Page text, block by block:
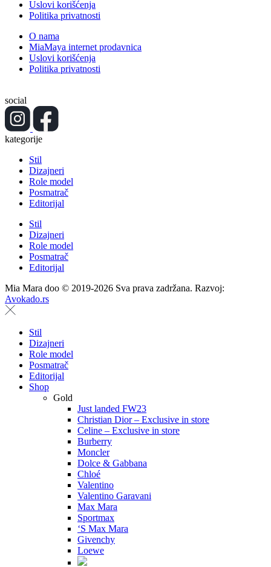
Uslovi korišćenja
Politika privatnosti
O nama
MiaMaya internet prodavnica
Uslovi korišćenja
Politika privatnosti
social
kategorije
Stil
Dizajneri
Role model
Posmatrač
Editorijal
Stil
Dizajneri
Role model
Posmatrač
Editorijal
Mia Mara doo © 2019-2026 Sva prava zadržana. Razvoj:
Avokado.rs
Stil
Dizajneri
Role model
Posmatrač
Editorijal
Shop
Gold
Just landed FW23
Christian Dior – Exclusive in store
Celine – Exclusive in store
Burberry
Moncler
Dolce & Gabbana
Chloé
Valentino
Valentino Garavani
Max Mara
Sportmax
‘S Max Mara
Givenchy
Loewe